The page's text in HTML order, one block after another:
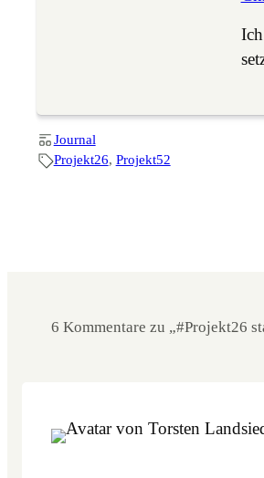
Journal
Projekt26, Projekt52
6 Kommentare zu „#Projekt26